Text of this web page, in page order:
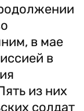
в мае
в
из них
солдат